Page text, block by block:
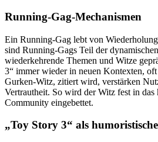
Running-Gag-Mechanismen
Ein Running-Gag lebt von
sind Running-Gags Teil der
wiederkehrende Themen und Witze
3“ immer wieder in neuen Kontexten,
Gurken-Witz, zitiert wird, verstärken
Vertrautheit. So wird der Witz fest in
Community eingebettet.
„Toy Story 3“ als